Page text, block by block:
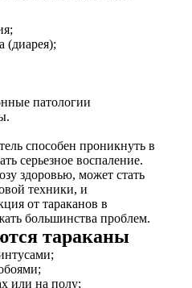
(диарея);
патологии
способен проникнуть в
серьезное воспаление.
здоровью, может стать
техники, и
от тараканов в
большинства проблем.
тараканы
или на полу;